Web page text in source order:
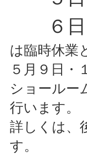
６日
は臨時休業
５月９日・
ショールー
行います。
詳しくは、
す。